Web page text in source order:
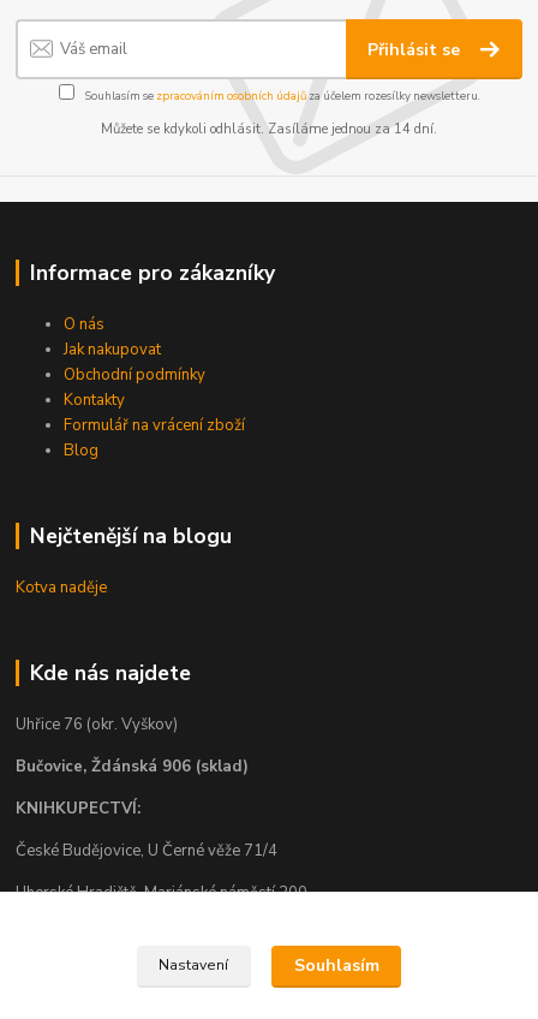
Přihlásit se
Souhlasím se zpracováním osobních údajůza účelem rozesílky newsletteru.
Můžete se kdykoli odhlásit. Zasíláme jednou za 14 dní.
Informace pro zákazníky
O nás
Jak nakupovat
Obchodní podmínky
Kontakty
Formulář na vrácení zboží
Blog
Nejčtenější na blogu
Kotva naděje
Kde nás najdete
Uhřice 76 (okr. Vyškov)
Bučovice, Ždánská 906 (sklad)
KNIHKUPECTVÍ:
České Budějovice, U Černé věže 71/4
Uherské Hradiště, Mariánské náměstí 200
Nastavení Souhlasím